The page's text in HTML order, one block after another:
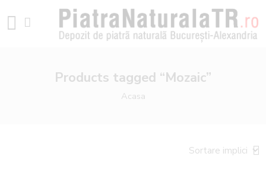
Products tagged “Mozaic”
Acasa